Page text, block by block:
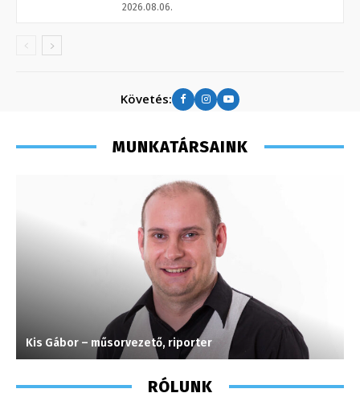
2026.08.06.
Követés:
MUNKATÁRSAINK
Kis Gábor – műsorvezető, riporter
RÓLUNK